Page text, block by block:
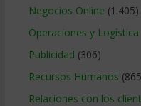
Negocios Online (1.405)
Operaciones y Logística
Publicidad (306)
Recursos Humanos
Relaciones con los